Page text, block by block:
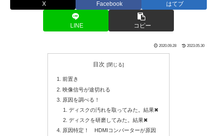
X Facebook はてブ
LINE コピー
2020.09.28 2023.05.30
目次
前置き
映像信号が途切れる
原因を調べる！
ディスクの汚れを取ってみた。結果✖
ディスクを研磨してみた。結果✖
原因特定！ HDMIコンバーターが原因